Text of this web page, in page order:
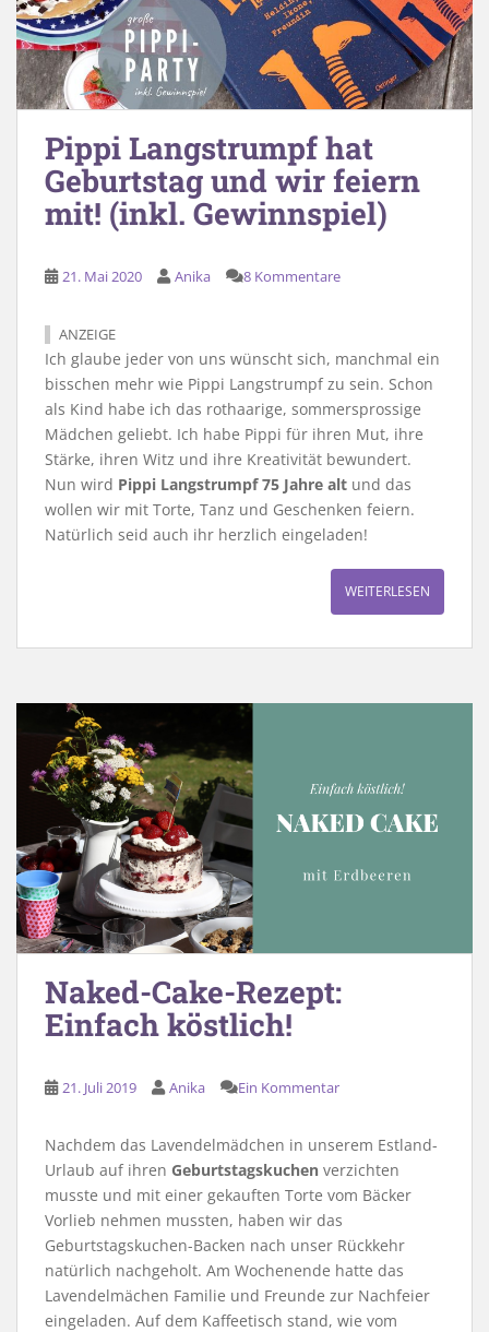
Pippi Langstrumpf hat
Geburtstag und wir feiern
mit! (inkl. Gewinnspiel)
21. Mai 2020 Anika 8 Kommentare
ANZEIGE
Ich glaube jeder von uns wünscht sich, manchmal ein
bisschen mehr wie Pippi Langstrumpf zu sein. Schon
als Kind habe ich das rothaarige, sommersprossige
Mädchen geliebt. Ich habe Pippi für ihren Mut, ihre
Stärke, ihren Witz und ihre Kreativität bewundert.
Nun wird Pippi Langstrumpf 75 Jahre alt und das
wollen wir mit Torte, Tanz und Geschenken feiern.
Natürlich seid auch ihr herzlich eingeladen!
WEITERLESEN
Naked-Cake-Rezept:
Einfach köstlich!
21. Juli 2019 Anika Ein Kommentar
Nachdem das Lavendelmädchen in unserem Estland-
Urlaub auf ihren Geburtstagskuchen verzichten
musste und mit einer gekauften Torte vom Bäcker
Vorlieb nehmen mussten, haben wir das
Geburtstagskuchen-Backen nach unser Rückkehr
natürlich nachgeholt. Am Wochenende hatte das
Lavendelmächen Familie und Freunde zur Nachfeier
eingeladen. Auf dem Kaffeetisch stand, wie vom